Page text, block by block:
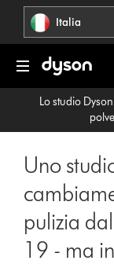
navigazione Italia
Lo studio
Uno
pulizia
19 - ma